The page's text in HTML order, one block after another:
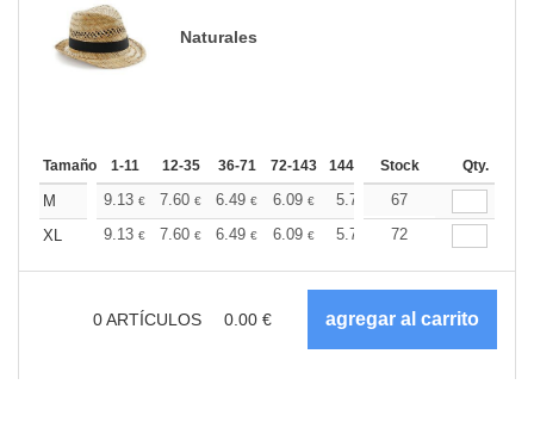
Naturales
Tamaño 1-11 12-35 36-71 72-143 144-287 288 + Más
Stock Qty.
M 9.13 € 7.60 € 6.49 € 6.09 € 5.78 5.73
67
XL
9.13 € 7.60 € 6.49 € 6.09 € 5.78 5.73
72
0ARTÍCULOS 0.00 €